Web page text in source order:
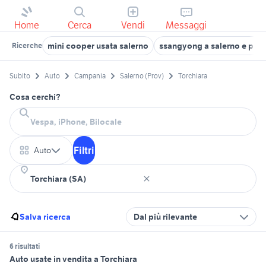
Home Cerca Vendi Messaggi
Ricerche mini cooper usata salerno ssangyong a salerno e
Subito Auto Campania Salerno (Prov) Torchiara
Cosa cerchi?
Auto Filtri
Salva ricerca Dal più rilevante
6 risultati
Auto usate in vendita a Torchiara